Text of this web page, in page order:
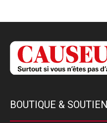
BOUTIQUE & SOUTIEN